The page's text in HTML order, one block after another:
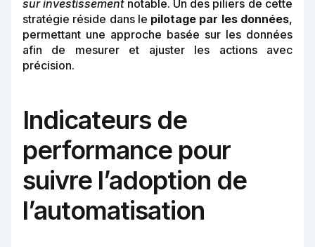
sur investissementnotable. Un des piliers de cette
stratégie réside dans le pilotage par les données,
permettant une approche basée sur les données
afin de mesurer et ajuster les actions avec
précision.
Indicateurs de
performance pour
suivre l’adoption de
l’automatisation